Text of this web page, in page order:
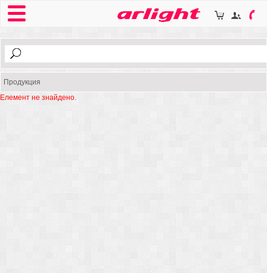
Продукция
Елемент не знайдено.